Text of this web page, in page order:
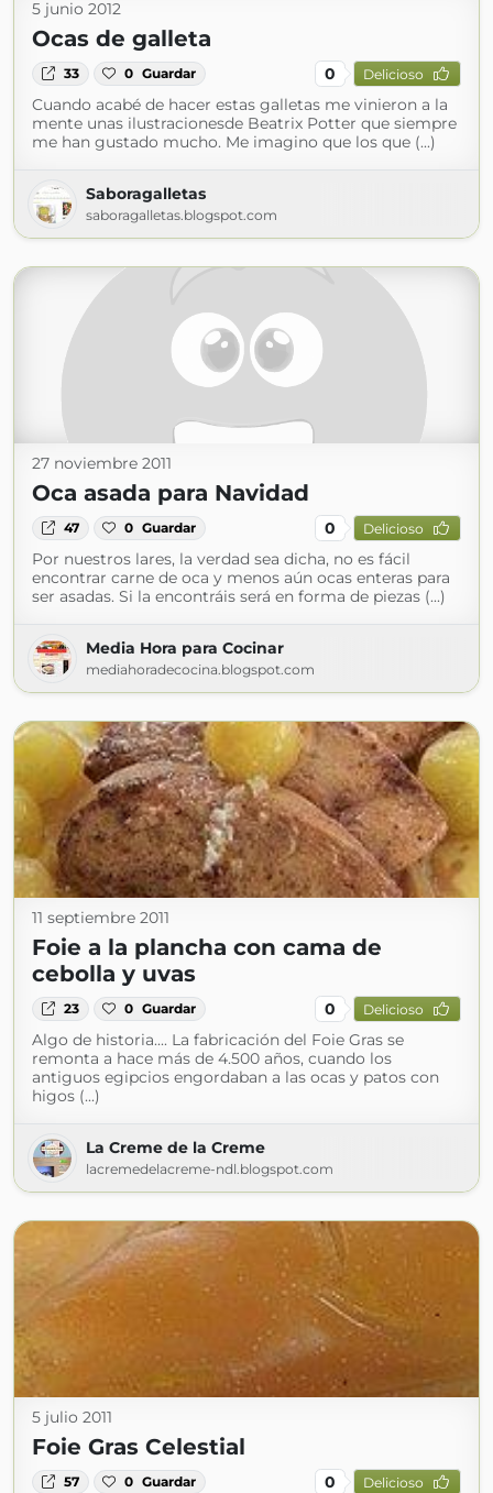
5 junio 2012
Ocas de galleta
33 0 Guardar 0 Delicioso
Cuando acabé de hacer estas galletas me vinieron a la
mente unas ilustracionesde Beatrix Potter que siempre
me han gustado mucho. Me imagino que los que (...)
Saboragalletas
saboragalletas.blogspot.com
27 noviembre 2011
Oca asada para Navidad
47 0 Guardar 0 Delicioso
Por nuestros lares, la verdad sea dicha, no es fácil
encontrar carne de oca y menos aún ocas enteras para
ser asadas. Si la encontráis será en forma de piezas (...)
Media Hora para Cocinar
mediahoradecocina.blogspot.com
11 septiembre 2011
Foie a la plancha con cama de
cebolla y uvas
23 0 Guardar 0 Delicioso
Algo de historia.... La fabricación del Foie Gras se
remonta a hace más de 4.500 años, cuando los
antiguos egipcios engordaban a las ocas y patos con
higos (...)
La Creme de la Creme
lacremedelacreme-ndl.blogspot.com
5 julio 2011
Foie Gras Celestial
57 0 Guardar 0 Delicioso